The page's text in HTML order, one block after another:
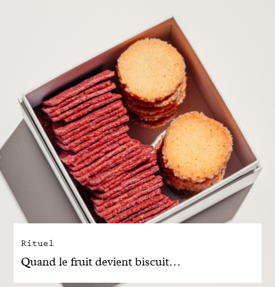
Rituel
Quand le fruit devient biscuit…